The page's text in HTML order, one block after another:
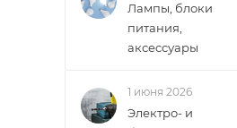
Лампы, блоки
питания,
аксессуары
1 июня 2026
Электро- и